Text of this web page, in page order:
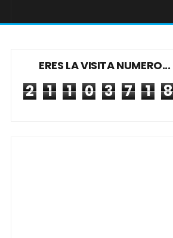
ERES LA VISITA NUMERO...
2 1 1 0 3 7 1 8